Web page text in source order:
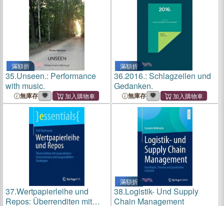
滿額折
35.Unseen.: Performance
with music.
無庫存
滿額折
36.2016.: Schlagzeilen und
Gedanken.
無庫存
37.Wertpapierleihe und
Repos: Überrenditen mit
滿額折
38.Logistik- Und Supply
Chain Management